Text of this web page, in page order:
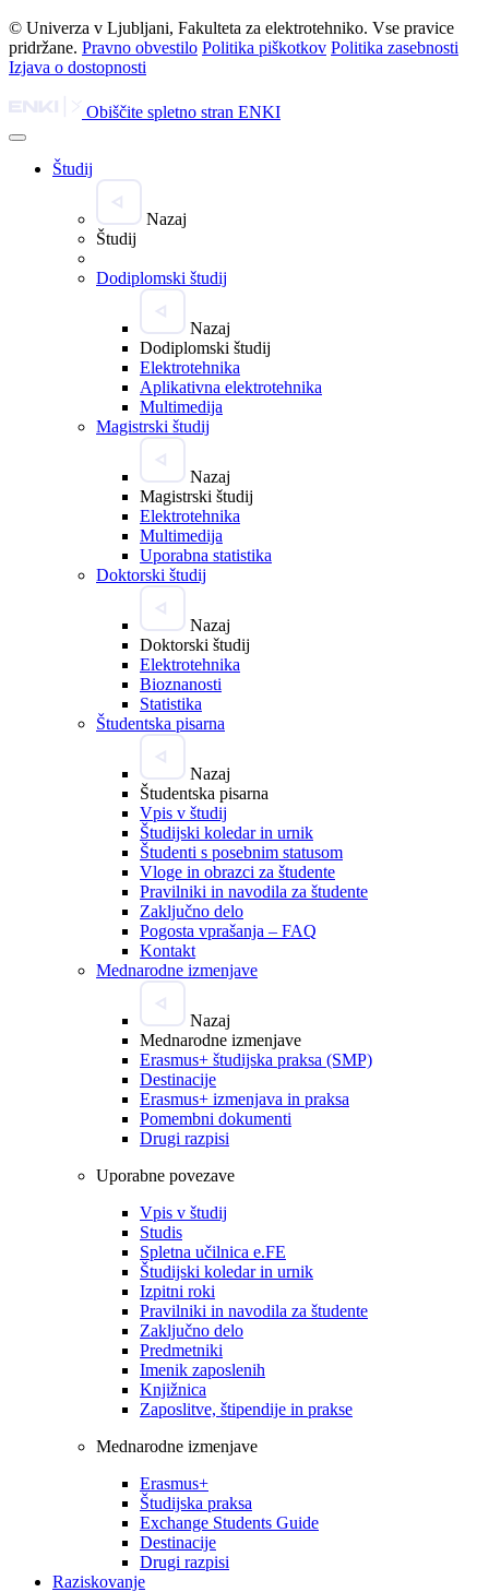
© Univerza v Ljubljani, Fakulteta za elektrotehniko. Vse pravice
pridržane. Pravno obvestilo Politika piškotkov Politika zasebnosti
Izjava o dostopnosti
Obiščite spletno stran ENKI
Študij
Nazaj
Študij
Dodiplomski študij
Nazaj
Dodiplomski študij
Elektrotehnika
Aplikativna elektrotehnika
Multimedija
Magistrski študij
Nazaj
Magistrski študij
Elektrotehnika
Multimedija
Uporabna statistika
Doktorski študij
Nazaj
Doktorski študij
Elektrotehnika
Bioznanosti
Statistika
Študentska pisarna
Nazaj
Študentska pisarna
Vpis v študij
Študijski koledar in urnik
Študenti s posebnim statusom
Vloge in obrazci za študente
Pravilniki in navodila za študente
Zaključno delo
Pogosta vprašanja – FAQ
Kontakt
Mednarodne izmenjave
Nazaj
Mednarodne izmenjave
Erasmus+ študijska praksa (SMP)
Destinacije
Erasmus+ izmenjava in praksa
Pomembni dokumenti
Drugi razpisi
Uporabne povezave
Vpis v študij
Studis
Spletna učilnica e.FE
Študijski koledar in urnik
Izpitni roki
Pravilniki in navodila za študente
Zaključno delo
Predmetniki
Imenik zaposlenih
Knjižnica
Zaposlitve, štipendije in prakse
Mednarodne izmenjave
Erasmus+
Študijska praksa
Exchange Students Guide
Destinacije
Drugi razpisi
Raziskovanje